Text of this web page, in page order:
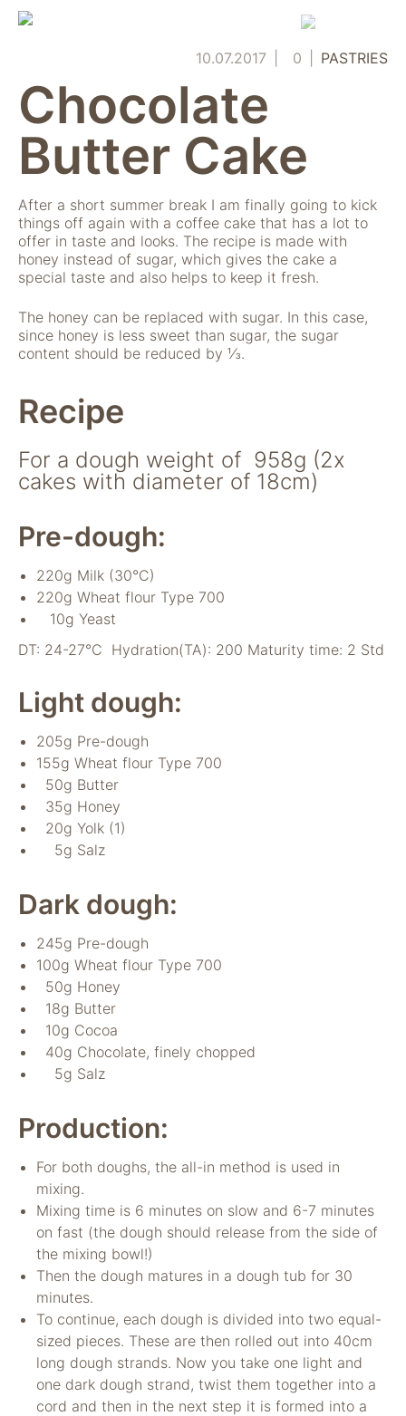
Skip
10.07.2017 0 PASTRIES
Chocolate
Butter Cake
After a short summer break I am finally going to kick
things off again with a coffee cake that has a lot to
offer in taste and looks. The recipe is made with
honey instead of sugar, which gives the cake a
special taste and also helps to keep it fresh.
The honey can be replaced with sugar. In this case,
since honey is less sweet than sugar, the sugar
content should be reduced by ⅓.
Recipe
For a dough weight of 958g (2x
cakes with diameter of 18cm)
Pre-dough:
220g Milk (30°C)
220g Wheat flour Type 700
10g Yeast
DT: 24-27°C Hydration(TA): 200 Maturity time: 2 Std
Light dough:
205g Pre-dough
155g Wheat flour Type 700
50g Butter
35g Honey
20g Yolk (1)
5g Salz
Dark dough:
245g Pre-dough
100g Wheat flour Type 700
50g Honey
18g Butter
10g Cocoa
40g Chocolate, finely chopped
5g Salz
Production:
For both doughs, the all-in method is used in
mixing.
Mixing time is 6 minutes on slow and 6-7 minutes
on fast (the dough should release from the side of
the mixing bowl!)
Then the dough matures in a dough tub for 30
minutes.
To continue, each dough is divided into two equal-
sized pieces. These are then rolled out into 40cm
long dough strands. Now you take one light and
one dark dough strand, twist them together into a
cord and then in the next step it is formed into a
Notwendig
Diese Cookies
sind für die
Funktionsweise
Statistiken
Um Funktion und
Struktur der Website
zu verbessern,
verwenden wir
Tools zur Erfassung
anonymer
Wir verwenden
"Google Analytics"
Nutzungsstatistiken
aufzuzeichnen.
Marketing
Diese Cookies
ermöglichen eine
Personalisierung
was Sie auf unserer
Website ansehen.
Daten werden
möglicherweise so
modifiziert, dass sie
nicht zur direkten
Identifizierung Ihrer
Person verwendet
werden können
(pseudomisiert),
und können an
Drittpartner
weitergegeben
werden, die sie
möglicherweise
verwenden, um